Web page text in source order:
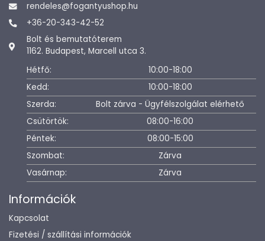
rendeles@fogantyushop.hu
+36-20-343-42-52
Bolt és bemutatóterem
1162. Budapest, Marcell utca 3.
Hétfő:
10:00-18:00
Kedd:
10:00-18:00
Szerda:
Bolt zárva - Ügyfélszolgálat elérhető
Csütörtök:
08:00-16:00
Péntek:
08:00-15:00
Szombat:
Zárva
Vasárnap:
Zárva
Információk
Kapcsolat
Fizetési / szállítási információk